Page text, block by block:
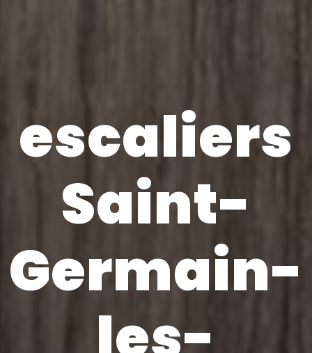
escaliers
Saint-
Germain-